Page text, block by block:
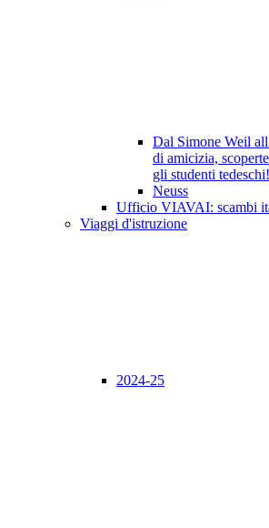
Dal Simone Weil
di amicizia,
gli studenti tedeschi!
Neuss
Ufficio VIAVAI: scambi
Viaggi d'istruzione
2024-25